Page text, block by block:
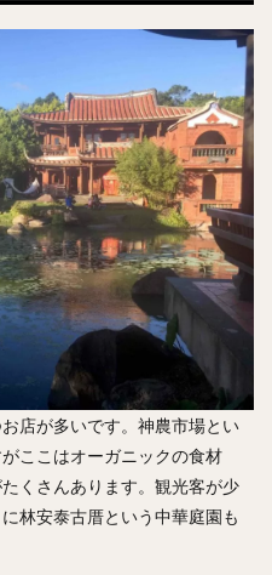
店が多いです。神農市場とい
ここはオーガニックの食材
くさんあります。観光客が少
林安泰古厝という中華庭園も